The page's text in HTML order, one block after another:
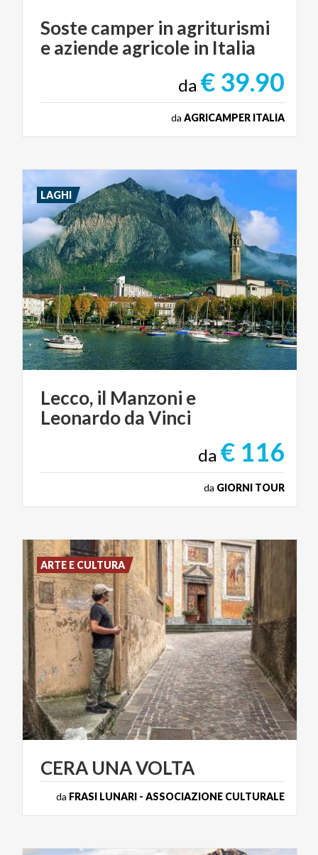
Sostecamper in agriturismi
eaziendeagricole in Italia
da € 39.90
da AGRICAMPER ITALIA
Lecco, il Manzoni e
LeonardodaVinci
da € 116
da GIORNI TOUR
LAGHI
CERA UNAVOLTA
da FRASI LUNARI - ASSOCIAZIONE CULTURALE
ARTE E CULTURA